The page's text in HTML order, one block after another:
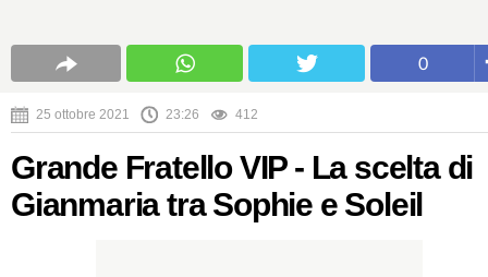
0
25 ottobre 2021 23:26 412
Grande Fratello VIP - La scelta di
Gianmaria tra Sophie e Soleil